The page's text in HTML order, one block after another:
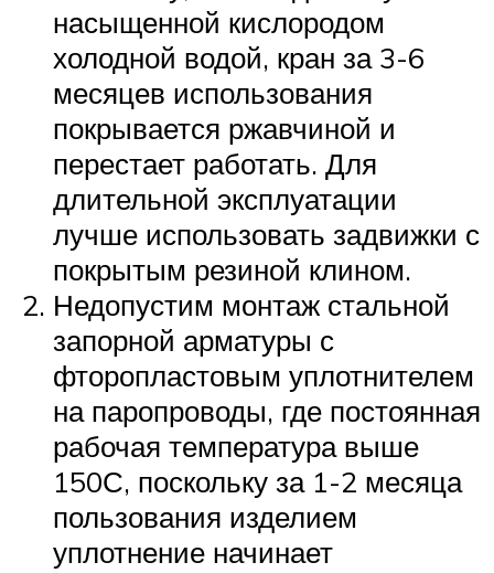
насыщенной кислородом
холодной водой, кран за 3-6
месяцев использования
покрывается ржавчиной и
перестает работать. Для
длительной эксплуатации
лучше использовать задвижки с
покрытым резиной клином.
Недопустим монтаж стальной
запорной арматуры с
фторопластовым уплотнителем
на паропроводы, где постоянная
рабочая температура выше
150С, поскольку за 1-2 месяца
пользования изделием
уплотнение начинает